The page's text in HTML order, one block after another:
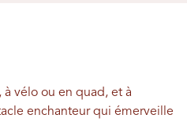
à vélo ou en quad, et à
enchanteur qui émerveille